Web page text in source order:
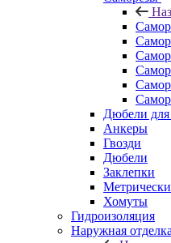
Дюбели для
Анкеры
Гвозди
Дюбели
Заклепки
Хомуты
Гидроизоляция
Наружная отделка